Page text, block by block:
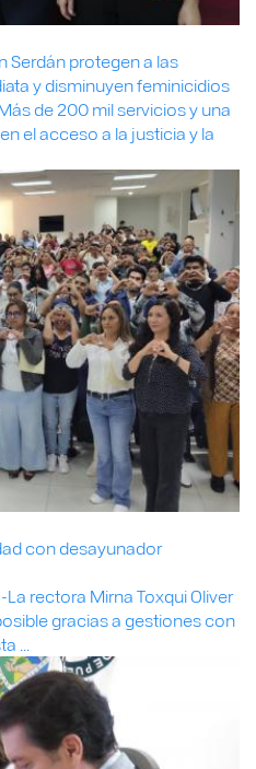
Serdán protegen a las
y disminuyen feminicidios
de 200 mil servicios y una
el acceso a la justicia y la
con desayunador
rectora Mirna Toxqui Oliver
gracias a gestiones con
...